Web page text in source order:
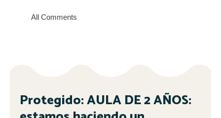
All Comments
Protegido: AULA DE 2 AÑOS: